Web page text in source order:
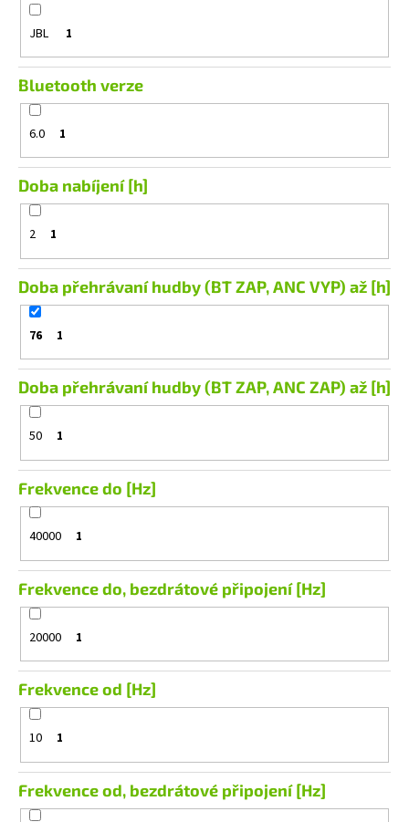
JBL 1
Bluetooth verze
6.0 1
Doba nabíjení [h]
2 1
Doba přehrávaní hudby (BT ZAP, ANC VYP) až [h]
76 1
Doba přehrávaní hudby (BT ZAP, ANC ZAP) až [h]
50 1
Frekvence do [Hz]
40000 1
Frekvence do, bezdrátové připojení [Hz]
20000 1
Frekvence od [Hz]
10 1
Frekvence od, bezdrátové připojení [Hz]
e
m
e
MACROM
T1003DAB
11
490
Kč